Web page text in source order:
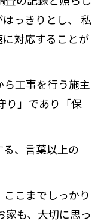
っきりとし、 私
対応することが
工事を行う施主
り」であり「保
、言葉以上の
ここまでしっかり
家も、大切に思っ